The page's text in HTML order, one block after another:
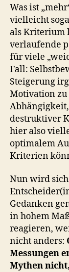
Was ist
vielleicht
als Kriterium
verlaufende
für viele
Fall:
Steigerung
Motivation zu
destruktiver
hier also
optimalem
Kriterien
Nun wird
Gedanken
in hohem
reagieren,
nicht anders:
Messungen
Mythen